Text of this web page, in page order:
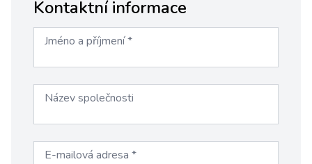
Kontaktní informace
Jméno a příjmení*
Název společnosti
E-mailová adresa *